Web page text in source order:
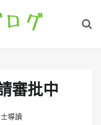
審批中
導讀